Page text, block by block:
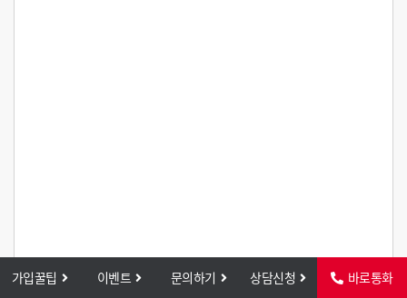
가입꿀팁 이벤트 문의하기 상담신청 바로통화